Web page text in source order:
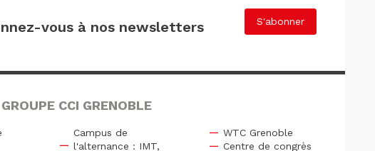
vous à nos newsletters S'abonner
CCI GRENOBLE
Campus de
l'alternance : IMT,
WTC Grenoble
Centre de congrès